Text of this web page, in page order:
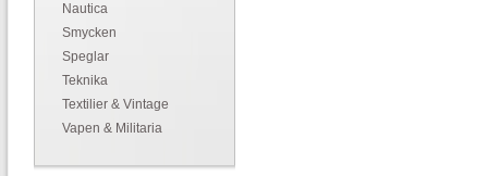
Nautica
Smycken
Speglar
Teknika
Textilier & Vintage
Vapen & Militaria